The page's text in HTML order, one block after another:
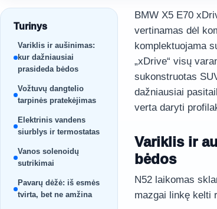
Turinys
Variklis ir aušinimas:
kur dažniausiai
prasideda bėdos
Vožtuvų dangtelio
tarpinės pratekėjimas
Elektrinis vandens
siurblys ir termostatas
Vanos solenoidų
sutrikimai
Pavarų dėžė: iš esmės
tvirta, bet ne amžina
BMW X5 E70
vertinamas dėl
komplektuojama
„xDrive“ visų
sukonstruotas
dažniausiai
verta daryti
Variklis ir
bėdos
N52 laikomas
mazgai linkę kelti